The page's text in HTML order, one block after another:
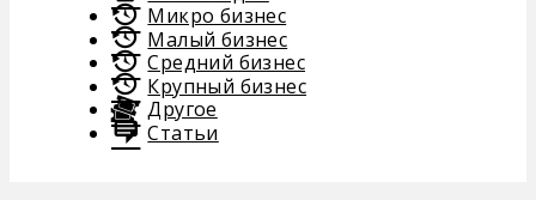
Микро бизнес
Малый бизнес
Средний бизнес
Крупный бизнес
Другое
Статьи